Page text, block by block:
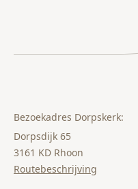
Bezoekadres Dorpskerk:
Dorpsdijk 65
3161 KD Rhoon
Routebeschrijving